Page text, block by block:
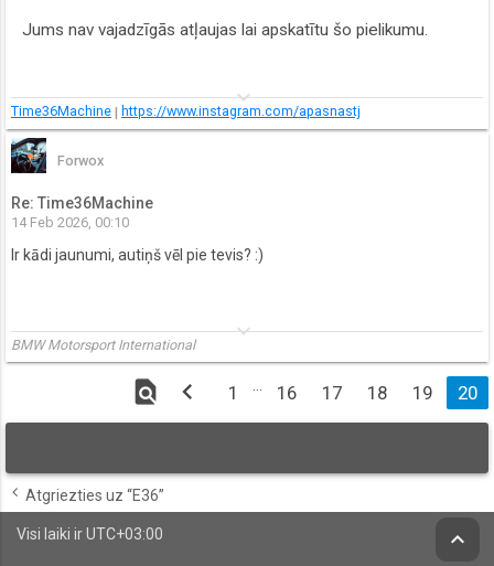
Jums nav vajadzīgās atļaujas lai apskatītu šo pielikumu.
keyboard_arrow_down
Time36Machine | https://www.instagram.com/apasnastj
Forwox
Re: Time36Machine
14 Feb 2026, 00:10
Ir kādi jaunumi, autiņš vēl pie tevis? :)
keyboard_arrow_down
BMW Motorsport International
find_in_page chevron_left 1 … 16 17 18 19 20
Atgriezties uz “E36”
Visi laiki irUTC+03:00 keyboard_arrow_up